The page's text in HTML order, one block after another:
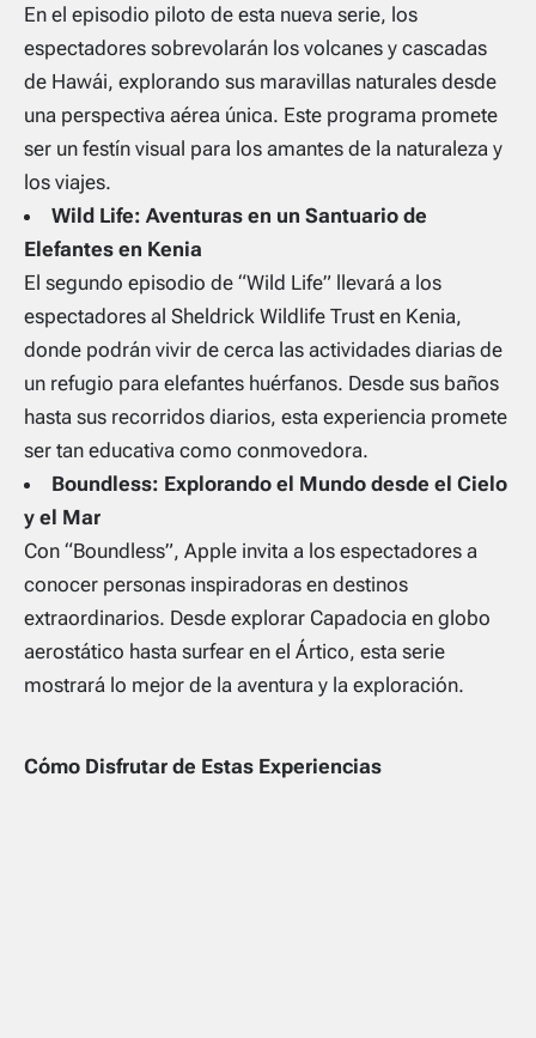
En el episodio piloto de esta nueva serie, los
espectadores sobrevolarán los volcanes y cascadas
de Hawái, explorando sus maravillas naturales desde
una perspectiva aérea única. Este programa promete
ser un festín visual para los amantes de la naturaleza y
los viajes.
Wild Life: Aventuras en un Santuario de
Elefantes en Kenia
El segundo episodio de “Wild Life” llevará a los
espectadores al Sheldrick Wildlife Trust en Kenia,
donde podrán vivir de cerca las actividades diarias de
un refugio para elefantes huérfanos. Desde sus baños
hasta sus recorridos diarios, esta experiencia promete
ser tan educativa como conmovedora.
Boundless: Explorando el Mundo desde el Cielo
y el Mar
Con “Boundless”, Apple invita a los espectadores a
conocer personas inspiradoras en destinos
extraordinarios. Desde explorar Capadocia en globo
aerostático hasta surfear en el Ártico, esta serie
mostrará lo mejor de la aventura y la exploración.
Cómo Disfrutar de Estas Experiencias